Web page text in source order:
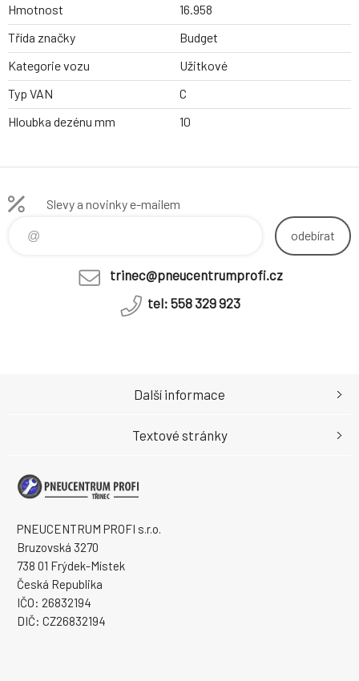
Hmotnost
16.958
Třída značky
Budget
Kategorie vozu
Užitkové
Typ VAN
C
Hloubka dezénu mm
10
Slevy a novinky e-mailem
odebírat
trinec@pneucentrumprofi.cz
tel: 558 329 923
PNEUCENTRUM PROFI s.r.o.
Bruzovská 3270
738 01 Frýdek-Místek
Česká Republika
IČO: 26832194
DIČ: CZ26832194
Další informace
Textové stránky